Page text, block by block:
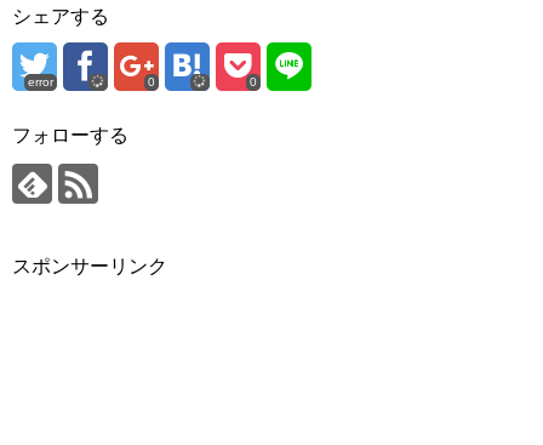
シェアする
error 0 0
フォローする
スポンサーリンク